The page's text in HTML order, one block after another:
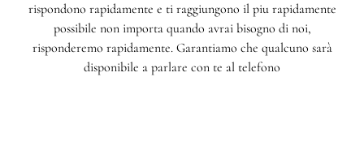
rispondono rapidamente e ti raggiungono il piu rapidamente
possibile non importa quando avrai bisogno di noi,
risponderemo rapidamente. Garantiamo che qualcuno sarà
disponibile a parlare con te al telefono